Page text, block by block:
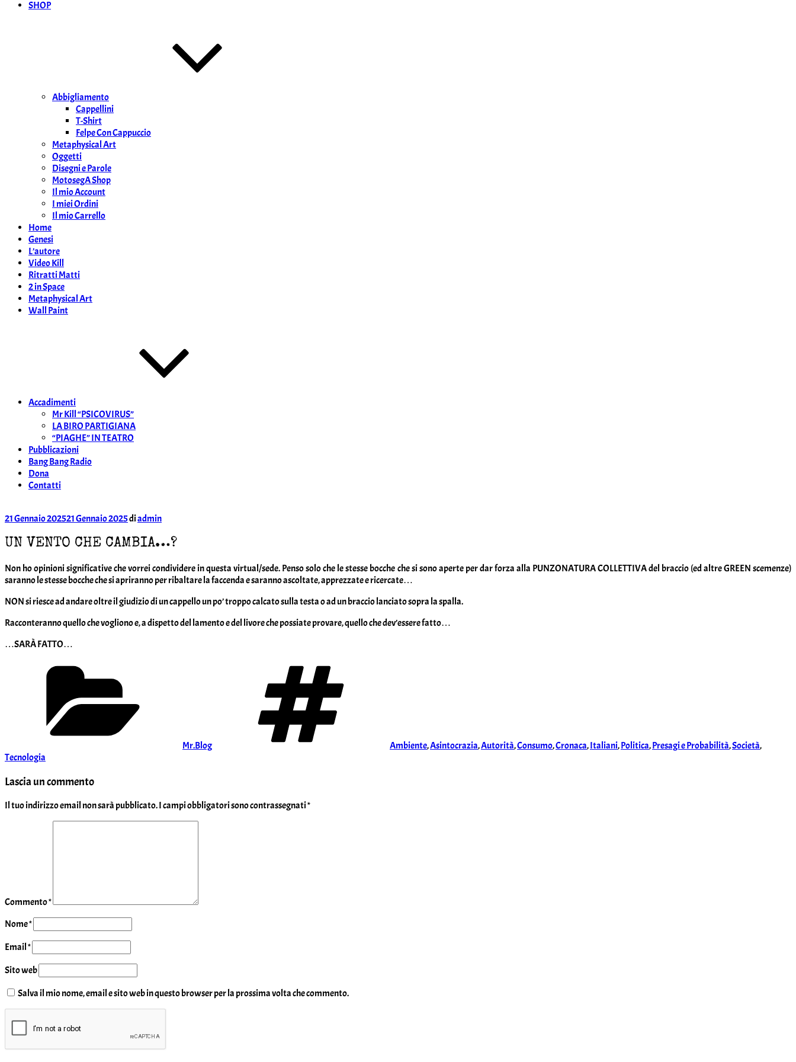
SHOP
Abbigliamento
Cappellini
T-Shirt
Felpe Con Cappuccio
Metaphysical Art
Oggetti
Disegni e Parole
MotosegA Shop
Il mio Account
I miei Ordini
Il mio Carrello
Home
Genesi
L’autore
Video Kill
Ritratti Matti
2 in Space
Metaphysical Art
Wall Paint
Accadimenti
Mr Kill “PSICOVIRUS”
LA BIRO PARTIGIANA
“PIAGHE” IN TEATRO
Pubblicazioni
Bang Bang Radio
Dona
Contatti
Pubblicato
21 Gennaio 202521 Gennaio 2025diadmin
UN VENTO CHE CAMBIA…?
Non ho opinioni significative che vorrei condividere in questa virtual/sede. Penso solo che le stesse bocche che si sono aperte per dar forza alla PUNZONATURA COLLETTIVA del braccio (ed altre GREEN scemenze)
saranno le stesse bocche che si apriranno per ribaltare la faccenda e saranno ascoltate, apprezzate e ricercate…
NON si riesce ad andare oltre il giudizio di un cappello un po’ troppo calcato sulla testa o ad un braccio lanciato sopra la spalla.
Racconteranno quello che vogliono e, a dispetto del lamento e del livore che possiate provare, quello che dev’essere fatto…
…SARÀ FATTO…
Mr.Blog Ambiente,Asintocrazia,Autorità,Consumo,Cronaca,Italiani,Politica,Presagi e Probabilità,Società,
Tecnologia
Lascia un commento
Il tuo indirizzo email non sarà pubblicato.I campi obbligatori sono contrassegnati*
Commento*
Nome*
Email*
Sito web
Salva il mio nome, email e sito web in questo browser per la prossima volta che commento.